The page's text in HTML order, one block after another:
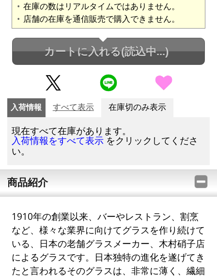
在庫の数はリアルタイムではありません。
店舗の在庫を通信販売で購入できません。
カートに入れる(読込中...)
入荷情報 すべて表示 在庫切のみ表示
現在すべて在庫があります。
入荷情報をすべて表示 をクリックしてくださ
い。
商品紹介
1910年の創業以来、バーやレストラン、割烹
など、様々な業界に向けてグラスを作り続けて
いる、日本の老舗グラスメーカー、木村硝子店
によるグラスです。日本独特の進化を遂げてき
たと言われるそのグラスは、非常に薄く、繊細